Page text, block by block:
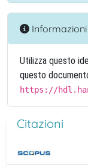
Informazioni
Utilizza questo
questo
https://
Citazioni